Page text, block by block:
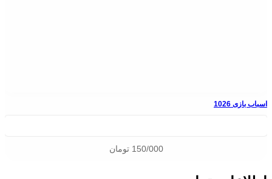
اسباب بازی 1026
150/000 تومان